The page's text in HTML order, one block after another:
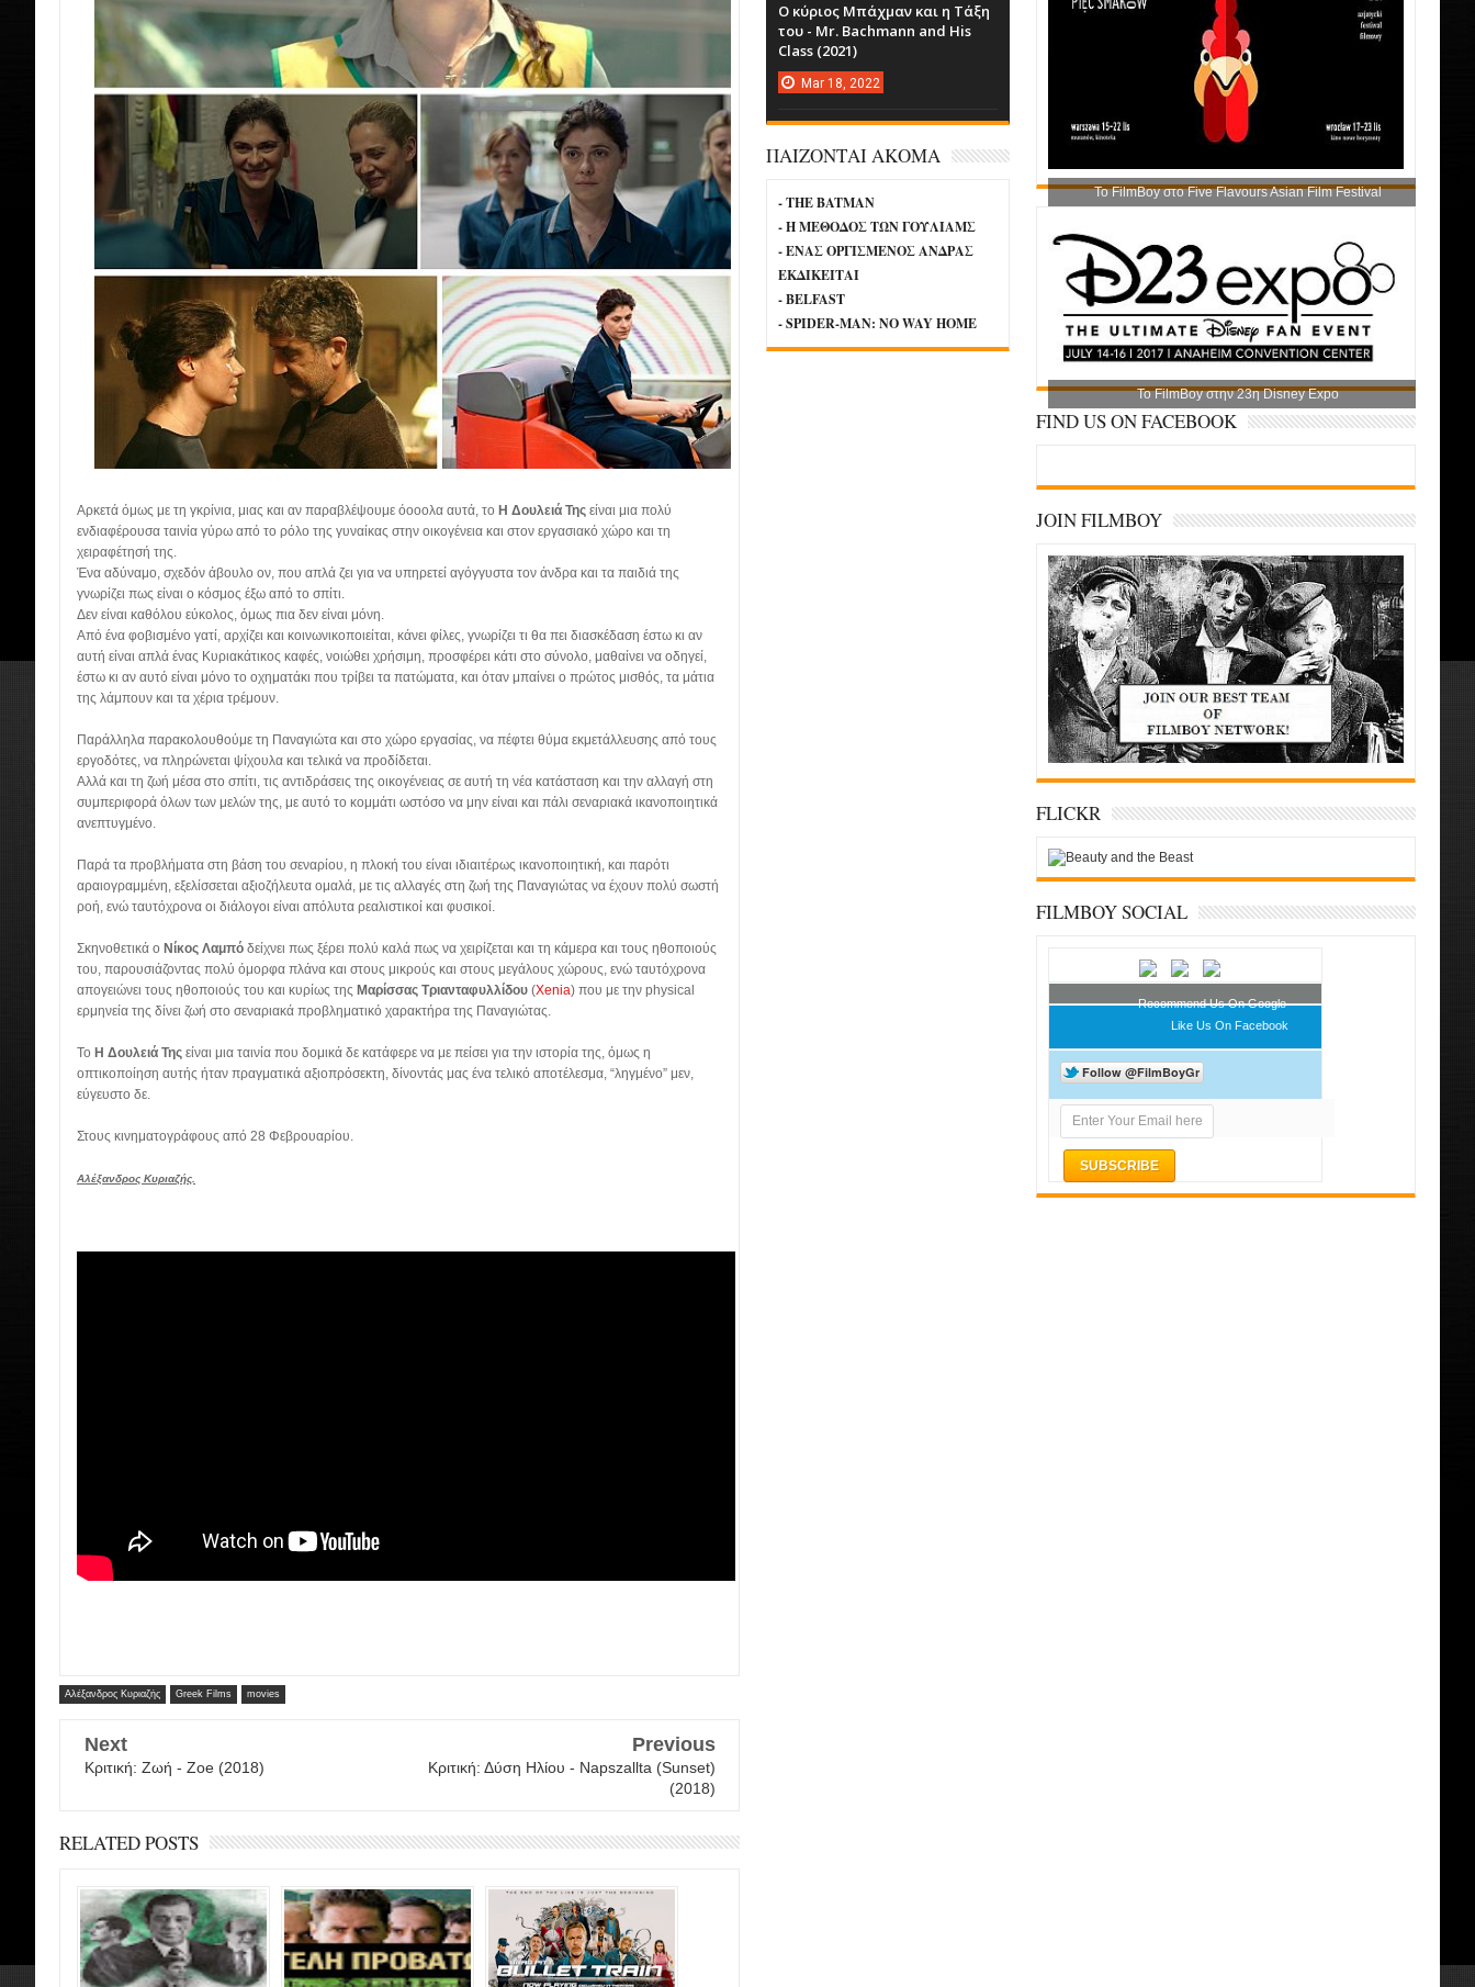
Αρκετά όμως με τη γκρίνια, μιας και αν παραβλέψουμε όοοολα αυτά, το Η Δουλειά Της είναι μια πολύ
ενδιαφέρουσα ταινία γύρω από το ρόλο της γυναίκας στην οικογένεια και στον εργασιακό χώρο και τη
χειραφέτησή της.
Ένα αδύναμο, σχεδόν άβουλο ον, που απλά ζει για να υπηρετεί αγόγγυστα τον άνδρα και τα παιδιά της
γνωρίζει πως είναι ο κόσμος έξω από το σπίτι.
Δεν είναι καθόλου εύκολος, όμως πια δεν είναι μόνη.
Από ένα φοβισμένο γατί, αρχίζει και κοινωνικοποιείται, κάνει φίλες, γνωρίζει τι θα πει διασκέδαση έστω κι αν
αυτή είναι απλά ένας Κυριακάτικος καφές, νοιώθει χρήσιμη, προσφέρει κάτι στο σύνολο, μαθαίνει να οδηγεί,
έστω κι αν αυτό είναι μόνο το οχηματάκι που τρίβει τα πατώματα, και όταν μπαίνει ο πρώτος μισθός, τα μάτια
της λάμπουν και τα χέρια τρέμουν.
Παράλληλα παρακολουθούμε τη Παναγιώτα και στο χώρο εργασίας, να πέφτει θύμα εκμετάλλευσης από τους
εργοδότες, να πληρώνεται ψίχουλα και τελικά να προδίδεται.
Αλλά και τη ζωή μέσα στο σπίτι, τις αντιδράσεις της οικογένειας σε αυτή τη νέα κατάσταση και την αλλαγή στη
συμπεριφορά όλων των μελών της, με αυτό το κομμάτι ωστόσο να μην είναι και πάλι σεναριακά ικανοποιητικά
ανεπτυγμένο.
Παρά τα προβλήματα στη βάση του σεναρίου, η πλοκή του είναι ιδιαιτέρως ικανοποιητική, και παρότι
αραιογραμμένη, εξελίσσεται αξιοζήλευτα ομαλά, με τις αλλαγές στη ζωή της Παναγιώτας να έχουν πολύ σωστή
ροή, ενώ ταυτόχρονα οι διάλογοι είναι απόλυτα ρεαλιστικοί και φυσικοί.
Σκηνοθετικά ο Νίκος Λαμπό δείχνει πως ξέρει πολύ καλά πως να χειρίζεται και τη κάμερα και τους ηθοποιούς
του, παρουσιάζοντας πολύ όμορφα πλάνα και στους μικρούς και στους μεγάλους χώρους, ενώ ταυτόχρονα
απογειώνει τους ηθοποιούς του και κυρίως της Μαρίσσας Τριανταφυλλίδου (Xenia) που με την physical
ερμηνεία της δίνει ζωή στο σεναριακά προβληματικό χαρακτήρα της Παναγιώτας.
Το Η Δουλειά Της είναι μια ταινία που δομικά δε κατάφερε να με πείσει για την ιστορία της, όμως η
οπτικοποίηση αυτής ήταν πραγματικά αξιοπρόσεκτη, δίνοντάς μας ένα τελικό αποτέλεσμα, “ληγμένο” μεν,
εύγευστο δε.
Στους κινηματογράφους από 28 Φεβρουαρίου.
Αλέξανδρος Κυριαζής.
Αλέξανδρος Κυριαζής Greek Films movies
Next
Κριτική: Ζωή - Zoe (2018)
Previous
Κριτική: Δύση Ηλίου - Napszallta (Sunset)
(2018)
RELATED POSTS
Το FilmBoy στο Five Flavours Asian Film Festival
Το FilmBoy στην 23η Disney Expo
FIND US ON FACEBOOK
JOIN FILMBOY
FLICKR
FILMBOY SOCIAL
Recommend Us On Google
Like Us On Facebook
Ο κύριος Μπάχμαν και η Τάξη
του - Mr. Bachmann and His
Class (2021)
Mar 18, 2022
ΠΑΙΖΟΝΤΑΙ ΑΚΟΜΑ
- THE BATMAN
- Η ΜΕΘΟΔΟΣ ΤΩΝ ΓΟΥΛΙΑΜΣ
- ΕΝΑΣ ΟΡΓΙΣΜΕΝΟΣ ΑΝΔΡΑΣ
ΕΚΔΙΚΕΙΤΑΙ
- BELFAST
- SPIDER-MAN: NO WAY HOME